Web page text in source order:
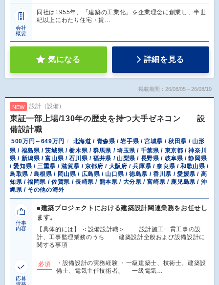
会社
概要
同社は1955年、「建築の工業化」を企業理念に創業し、半世
紀以上にわたり住宅・賃…
気になる 詳細を見る
掲載期間：26/08/05～26/08/19
NEW 設計（設備）
東証一部上場/130年の歴史を持つ大手ゼネコン 設
備設計職
500万円～649万円
北海道 / 青森県 / 岩手県 / 宮城県 / 秋田県 / 山形
県 / 福島県 / 茨城県 / 栃木県 / 群馬県 / 埼玉県 / 千葉県 / 東京都 / 神奈川
県 / 新潟県 / 富山県 / 石川県 / 福井県 / 山梨県 / 長野県 / 岐阜県 / 静岡県
/ 愛知県 / 三重県 / 滋賀県 / 京都府 / 大阪府 / 兵庫県 / 奈良県 / 和歌山県 /
鳥取県 / 島根県 / 岡山県 / 広島県 / 山口県 / 徳島県 / 香川県 / 愛媛県 / 高
知県 / 福岡県 / 佐賀県 / 長崎県 / 熊本県 / 大分県 / 宮崎県 / 鹿児島県 / 沖
縄県 / その他の海外
仕事
内容
■建築プロジェクトにおける建築設計関連業務をお任せし
ます。
【具体的には】 ＜設備設計職＞ 設計施工一貫工事の設
計、工事監理業務のうち 建築設計全般および設備設計に
関する事項
応募
必須
・設備設計の実務経験 ・一級建築士、技術士、建築設
備士、電気主任技術者、 一級電気…